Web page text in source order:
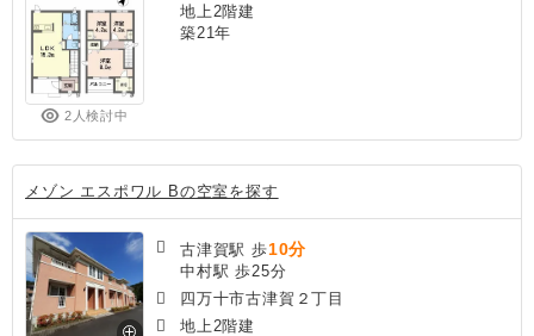
2人検討中
地上2階建
築21年
メゾン エスポワル Bの空室を探す
古津賀駅 歩10分
中村駅 歩25分
四万十市古津賀２丁目
地上2階建